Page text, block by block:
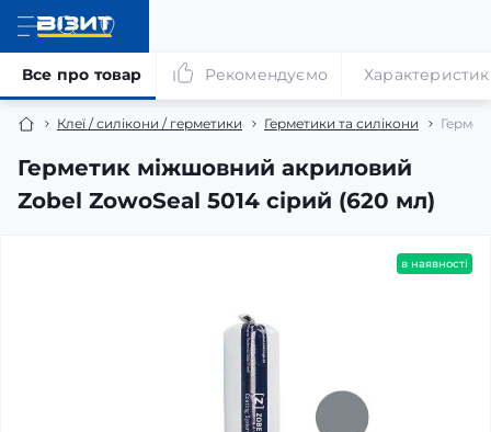
Клеї / силікони / герметики Герметики та силікони
Герметик міжшовний акриловий
Zobel ZowoSeal 5014 сірий (620 мл)
Все про товар Рекомендуємо
в наявності